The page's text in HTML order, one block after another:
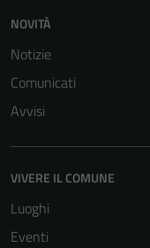
NOVITÀ
Notizie
Comunicati
Avvisi
VIVERE IL COMUNE
Luoghi
Eventi